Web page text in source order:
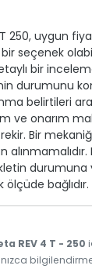
250, uygun
seçenek
bir inceleme
durumunu
belirtileri
ve onarım
Bir
durumuna
bağlıdır.
REV 4 T - 250